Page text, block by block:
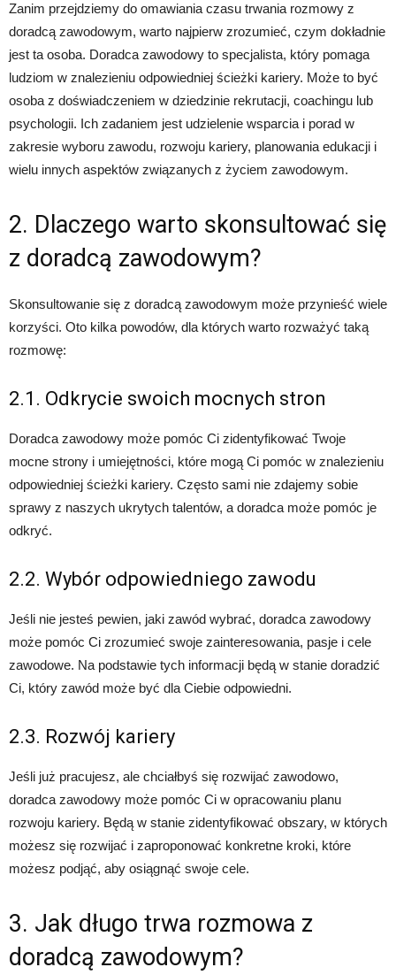
Zanim przejdziemy do omawiania czasu trwania rozmowy z
doradcą zawodowym, warto najpierw zrozumieć, czym dokładnie
jest ta osoba. Doradca zawodowy to specjalista, który pomaga
ludziom w znalezieniu odpowiedniej ścieżki kariery. Może to być
osoba z doświadczeniem w dziedzinie rekrutacji, coachingu lub
psychologii. Ich zadaniem jest udzielenie wsparcia i porad w
zakresie wyboru zawodu, rozwoju kariery, planowania edukacji i
wielu innych aspektów związanych z życiem zawodowym.
2. Dlaczego warto skonsultować się
z doradcą zawodowym?
Skonsultowanie się z doradcą zawodowym może przynieść wiele
korzyści. Oto kilka powodów, dla których warto rozważyć taką
rozmowę:
2.1. Odkrycie swoich mocnych stron
Doradca zawodowy może pomóc Ci zidentyfikować Twoje
mocne strony i umiejętności, które mogą Ci pomóc w znalezieniu
odpowiedniej ścieżki kariery. Często sami nie zdajemy sobie
sprawy z naszych ukrytych talentów, a doradca może pomóc je
odkryć.
2.2. Wybór odpowiedniego zawodu
Jeśli nie jesteś pewien, jaki zawód wybrać, doradca zawodowy
może pomóc Ci zrozumieć swoje zainteresowania, pasje i cele
zawodowe. Na podstawie tych informacji będą w stanie doradzić
Ci, który zawód może być dla Ciebie odpowiedni.
2.3. Rozwój kariery
Jeśli już pracujesz, ale chciałbyś się rozwijać zawodowo,
doradca zawodowy może pomóc Ci w opracowaniu planu
rozwoju kariery. Będą w stanie zidentyfikować obszary, w których
możesz się rozwijać i zaproponować konkretne kroki, które
możesz podjąć, aby osiągnąć swoje cele.
3. Jak długo trwa rozmowa z
doradcą zawodowym?